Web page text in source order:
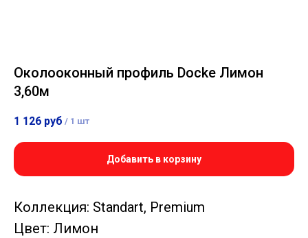
Околооконный профиль Docke Лимон
3,60м
1 126 руб / 1 шт
Добавить в корзину
Коллекция: Standart, Premium
Цвет: Лимон